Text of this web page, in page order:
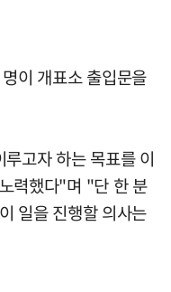
이 개표소 출입문을
고자 하는 목표를 이
력했다"며 "단 한 분
일을 진행할 의사는